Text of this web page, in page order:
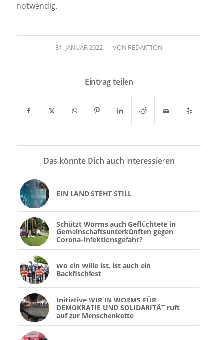
notwendig.
31. JANUAR 2022
/ VON REDAKTION
Eintrag teilen
Das könnte Dich auch interessieren
EIN LAND STEHT STILL
Schützt Worms auch Geflüchtete in
Gemeinschaftsunterkünften gegen
Corona-Infektionsgefahr?
Wo ein Wille ist, ist auch ein
Backfischfest
Initiative WIR IN WORMS FÜR
DEMOKRATIE UND SOLIDARITÄT ruft
auf zur Menschenkette